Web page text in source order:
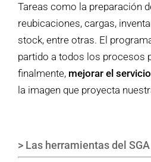
Tareas como la preparación
reubicaciones, cargas,
stock, entre otras. El
partido a todos los procesos
finalmente, mejorar el
la imagen que proyecta
> Las herramientas del SGA